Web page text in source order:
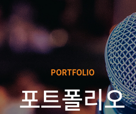
PORTFOLIO
포트폴리오